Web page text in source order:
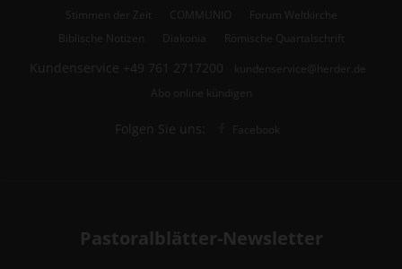
Stimmen der Zeit
COMMUNIO
Forum Weltkirche
Biblische Notizen
Diakonia Römische Quartalschrift
Kundenservice +49 761 2717200
kundenservice@herder.de
Abo online kündigen
Folgen Sie uns: Facebook
Pastoralblätter-Newsletter